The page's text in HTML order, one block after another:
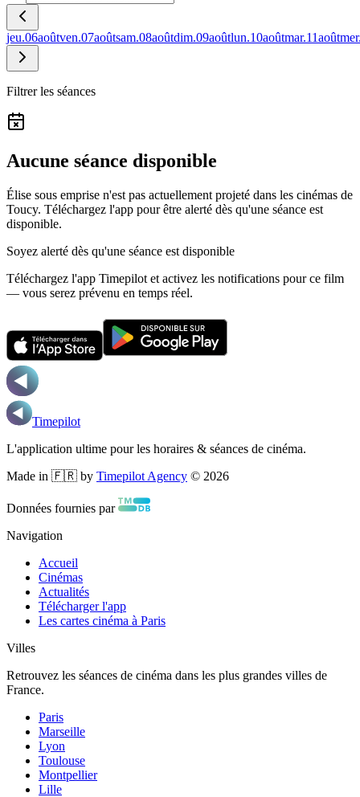
jeu.06aoûtven.07aoûtsam.08aoûtdim.09aoûtlun.10aoûtmar.11août
Filtrer les séances
Aucune séance disponible
Élise sous emprise n'est pas actuellement projeté dans les cinémas de
Toucy. Téléchargez l'app pour être alerté dès qu'une séance est
disponible.
Soyez alerté dès qu'une séance est disponible
Téléchargez l'app Timepilot et activez les notifications pour ce film
— vous serez prévenu en temps réel.
Timepilot
L'application ultime pour les horaires & séances de cinéma.
Made in 🇫🇷 by Timepilot Agency © 2026
Données fournies par
Navigation
Accueil
Cinémas
Actualités
Télécharger l'app
Les cartes cinéma à Paris
Villes
Retrouvez les séances de cinéma dans les plus grandes villes de
France.
Paris
Marseille
Lyon
Toulouse
Montpellier
Lille